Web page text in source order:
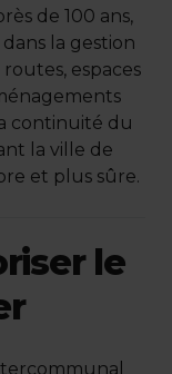
de 100 ans,
la gestion
espaces
continuité du
la ville de
et plus sûre.
le